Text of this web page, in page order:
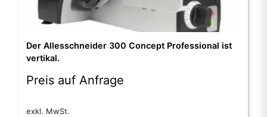
Der Allesschneider 300 Concept Professional ist
vertikal.
Preis auf Anfrage
exkl. MwSt.